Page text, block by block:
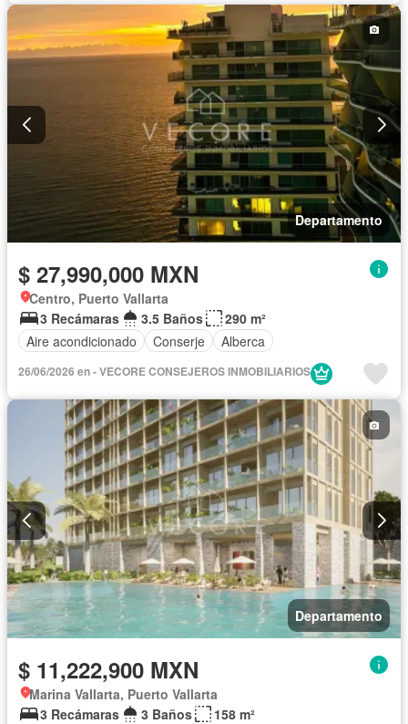
Circuito cerrado de televisión
Cuarto de Limpieza
Cancha de tenis
Vista panorámica
Recámara con closet
Permite mascotas
Permite niños Sin amueblar
Departamento
$ 27,990,000 MXN
Centro, Puerto Vallarta
3 Recámaras
3.5 Baños
290 m²
Aire acondicionado
Conserje Alberca
26/06/2026 en - VECORE CONSEJEROS INMOBILIARIOS
Departamento
$ 11,222,900 MXN
Marina Vallarta, Puerto Vallarta
3 Recámaras
3 Baños
158 m²